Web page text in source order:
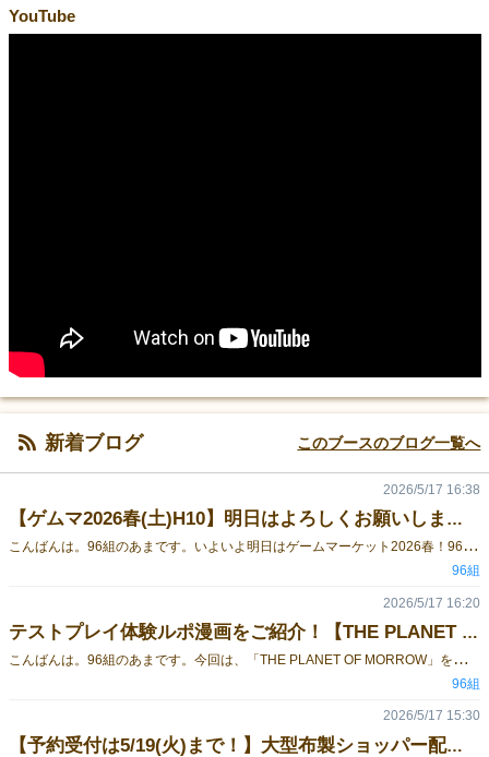
YouTube
新着ブログ このブースのブログ一覧へ
【ゲムマ2026春(土)H10】明日はよろしくお願いします！【THE PLANET OF MORROW / プラネモ】
こ
んばんは。96組のあまです。いよいよ明日はゲームマーケット2026春！96組は土曜日【H10】にて出展いたします。 THE PLANET OF MORROW仲間を集めてシノギをこなし、惑星の支配圏を奪い合う、ワーカープレイスメント×デッキ構築×エリアマジョリティの重量級ボードゲームです。▼作品ページはこちらTHE PLANET OF MORROW 作品ページ 大型ショッパー配布！ゲーム本体をご購入いただいた方へ、7サークル合同の大型布製ショッパーを配布いたします！ こちらのポスターが目印！当日はポスターを目印に、ぜひ【H10】までお越しください！ 皆様のお越しをお待ちしております！当日もよろしくお願いいたします！
2026/5/17 16:38
96組
テストプレイ体験ルポ漫画をご紹介！【THE PLANET OF MORROW /プラネモ 】
こ
んばんは。96組のあまです。今回は、「THE PLANET OF MORROW」を実際に遊んでいただいたプニニニケ先生によるルポ漫画をご紹介します！本作のプレイ感や、ゲーム中の熱量・空気感が伝わる内容となっておりますので、ぜひご覧いただけますと幸いです！ THE PLANET OF MORROWテストプレイ体験ルポ漫画 THE PLANET OF MORROW について 「THE PLANET OF MORROW」は、仲間を集めてシノギをこなし、惑星の支配圏を奪い合う重量級ボードゲームです。デッキ構築・ワーカープレイスメント・エリアマジョリティを組み合わせた、複数の要素が密接に絡み合うゲームとなっております。また、カードの反転を活用した連続アクションやコンボによって、毎回異なる戦略や展開を楽しめることも本作の特徴です。 ゲームマーケット2026春土曜日【H10】96組当日もよろしくお願いいたします！
2026/5/17 16:20
96組
【予約受付は5/19(火)まで！】大型布製ショッパー配布＆ゲムマ頒布情報まとめ【THE PLANET OF MORROW / プラネモ】
2026/5/17 15:30